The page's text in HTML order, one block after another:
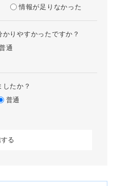
情報が足りなかった
りやすかったですか？
通
したか？
普通